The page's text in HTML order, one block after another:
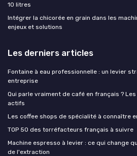
10 litres
Intégrer la chicorée en grain dans les
enjeux et solutions
Les derniers articles
Fontaine à eau professionnelle : un levier
entreprise
Qui parle vraiment de café en français ?
actifs
Les coffee shops de spécialité à connaître
TOP 50 des torréfacteurs français à suivre
Machine espresso à levier : ce qui change
de l'extraction